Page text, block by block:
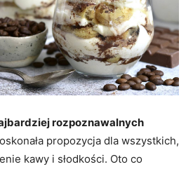
rozpoznawalnych
propozycja dla wszystkich,
kawy i słodkości. Oto co